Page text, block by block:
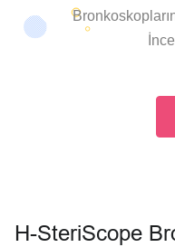
H-SteriScope